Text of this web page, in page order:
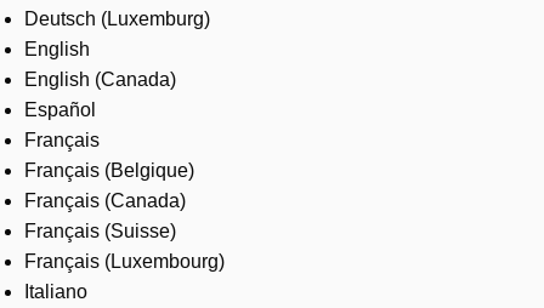
Contact us
Careers
Deutsch (Luxemburg)
English
English (Canada)
Español
Français
Français (Belgique)
Français (Canada)
Français (Suisse)
Français (Luxembourg)
Italiano